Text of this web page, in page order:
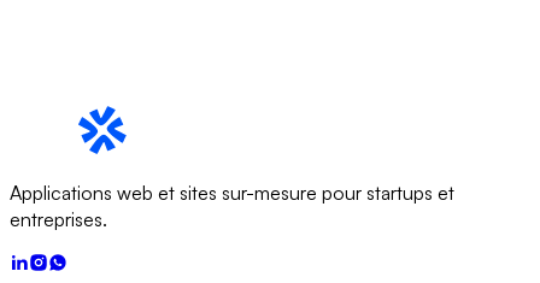
Applications web et sites sur-mesure pour startups et
entreprises.